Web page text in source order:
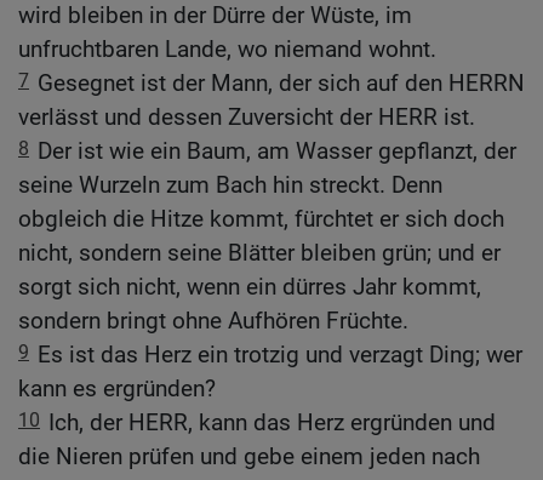
wird bleiben in der Dürre der Wüste, im
unfruchtbaren Lande, wo niemand wohnt.
7 Gesegnet ist der Mann, der sich auf den HERRN
verlässt und dessen Zuversicht der HERR ist.
8 Der ist wie ein Baum, am Wasser gepflanzt, der
seine Wurzeln zum Bach hin streckt. Denn
obgleich die Hitze kommt, fürchtet er sich doch
nicht, sondern seine Blätter bleiben grün; und er
sorgt sich nicht, wenn ein dürres Jahr kommt,
sondern bringt ohne Aufhören Früchte.
9 Es ist das Herz ein trotzig und verzagt Ding; wer
kann es ergründen?
10 Ich, der HERR, kann das Herz ergründen und
die Nieren prüfen und gebe einem jeden nach